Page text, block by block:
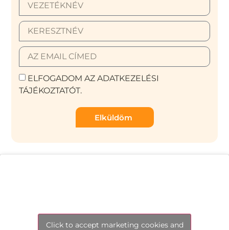
ELFOGADOM AZ ADATKEZELÉSI
TÁJÉKOZTATÓT.
Elküldöm
Click to accept marketing cookies and